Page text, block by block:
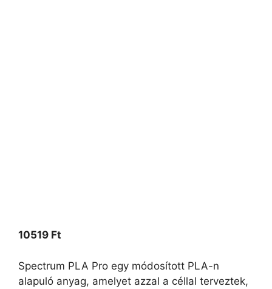
10519 Ft
Spectrum PLA Pro egy módosított PLA-n
alapuló anyag, amelyet azzal a céllal terveztek,